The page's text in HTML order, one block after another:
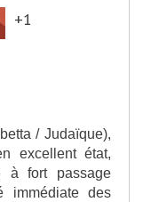
+1
/ Judaïque),
excellent état,
à fort passage
immédiate des